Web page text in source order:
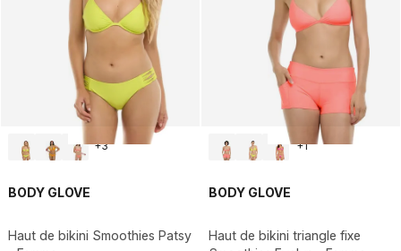
+3
BODY GLOVE
Haut de bikini Smoothies Patsy
+1
BODY GLOVE
Haut de bikini triangle fixe